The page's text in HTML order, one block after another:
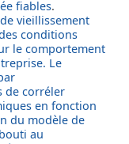
fiables.
vieillissement
conditions
le comportement
Le
de corréler
en fonction
du modèle de
au